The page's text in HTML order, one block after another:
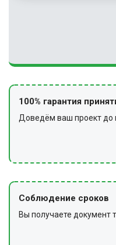
100% гарантия
Доведём ваш проект до
Соблюдение сроков
Вы получаете документ